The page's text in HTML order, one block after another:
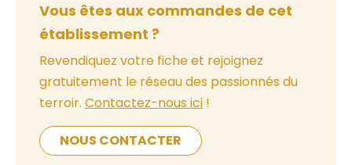
Vous êtes aux commandes de cet
établissement ?
Revendiquez votre fiche et rejoignez
gratuitement le réseau des passionnés du
terroir. Contactez-nous ici !
NOUS CONTACTER